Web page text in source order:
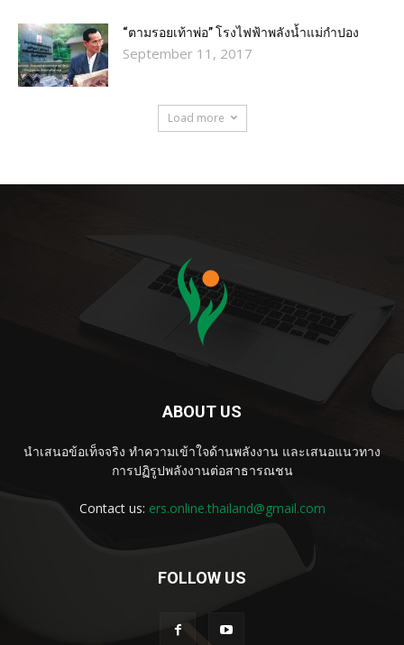
“ตามรอยเท้าพ่อ” โรงไฟฟ้าพลังน้ำแม่กำปอง
September 11, 2017
Load more
ABOUT US
นำเสนอข้อเท็จจริง ทำความเข้าใจด้านพลังงาน และเสนอแนวทาง
การปฏิรูปพลังงานต่อสาธารณชน
Contact us: ers.online.thailand@gmail.com
FOLLOW US